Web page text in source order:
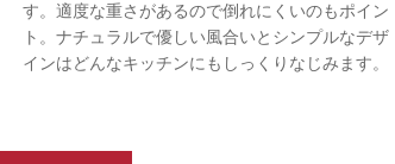
す。適度な重さがあるので倒れにくいのもポイン
ト。ナチュラルで優しい風合いとシンプルなデザ
インはどんなキッチンにもしっくりなじみます。